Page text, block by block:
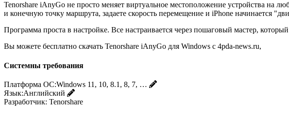
Tenorshare iAnyGo не просто меняет виртуальное местоположение устройства на
и конечную точку маршрута, задаете скорость перемещение и iPhone начинается
Программа проста в настройке. Все настраивается через пошаговый мастер,
Вы можете бесплатно скачать Tenorshare iAnyGo для Windows с 4pda-news.ru,
Системны требования
Платформа ОС:Windows 11, 10, 8.1, 8, 7, …
Язык:Английский
Разработчик: Tenorshare